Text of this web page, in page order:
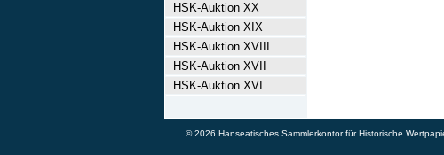
HSK-Auktion XX
HSK-Auktion XIX
HSK-Auktion XVIII
HSK-Auktion XVII
HSK-Auktion XVI
© 2026 Hanseatisches Sammlerkontor für Historische